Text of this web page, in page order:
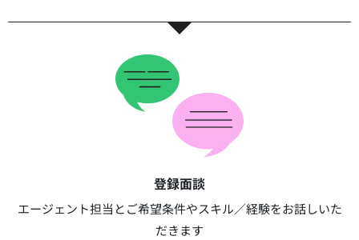
登録面談​​
エージェント担当とご希望条件やスキル／経験をお話しいた
だきます​